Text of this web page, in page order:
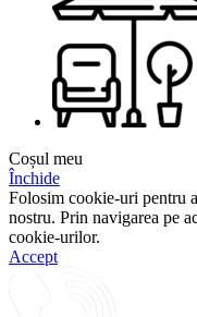
Coșul meu
Închide
Folosim cookie-uri pentru
nostru. Prin navigarea pe
cookie-urilor.
Accept